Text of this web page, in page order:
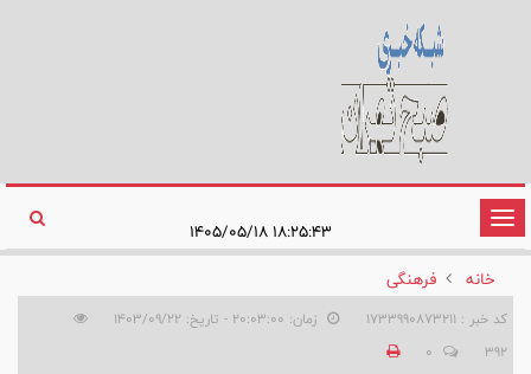
تغییر
وضعیت
ناوبری
خانه
فرهنگی
کد خبر : 1733990873211
زمان: ۲۰:۰۳:۰۰ - تاریخ: ۱۴۰۳/۰۹/۲۲
392
0